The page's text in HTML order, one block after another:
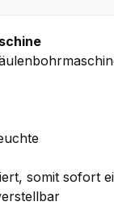
somit sofort